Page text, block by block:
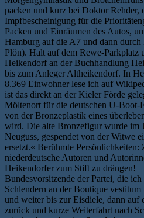
packen und kurz bei Doktor Rehder,
Impfbescheinigung für die
Packen und Einräumen des Autos,
Hamburg auf die A7 und dann
Plön). Halt auf dem Rewe-Parkplatz
Heikendorf an der Buchhandlung
bis zum Anleger Altheikendorf. In
8.369 Einwohner lese ich auf
ist das direkt an der Kieler Förde
Möltenort für die deutschen U-Boot-
von der Bronzeplastik eines
wird. Die alte Bronzefigur wurde im
Neuguss, gespendet von der Witwe
ersetzt.« Berühmte Persönlichkeiten:
niederdeutsche Autoren und
Heikendorfer zum Stift zu drängen!
Bundesvorsitzende der Partei, die
Schlendern an der Boutique
und weiter bis zur Eisdiele, dann auf
zurück und kurze Weiterfahrt nach